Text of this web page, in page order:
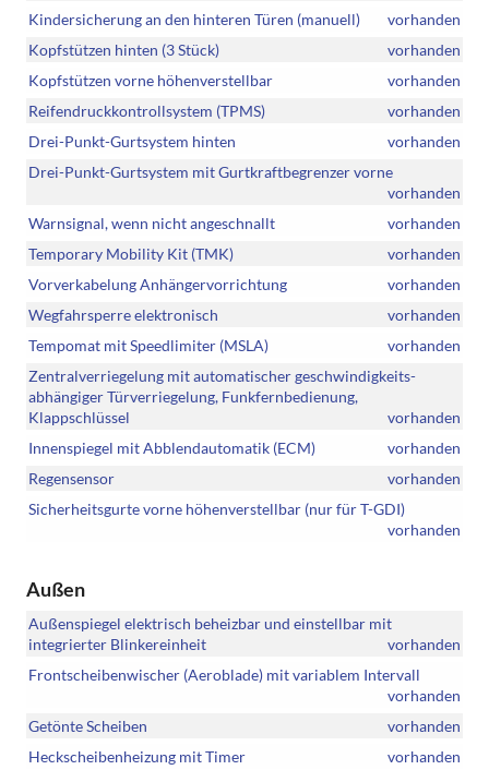
Kindersicherung an den hinteren Türen (manuell)
vorhanden
Kopfstützen hinten (3 Stück)
vorhanden
Kopfstützen vorne höhenverstellbar
vorhanden
Reifendruckkontrollsystem (TPMS)
vorhanden
Drei-Punkt-Gurtsystem hinten
vorhanden
Drei-Punkt-Gurtsystem mit Gurtkraftbegrenzer vorne
vorhanden
Warnsignal, wenn nicht angeschnallt
vorhanden
Temporary Mobility Kit (TMK)
vorhanden
Vorverkabelung Anhängervorrichtung
vorhanden
Wegfahrsperre elektronisch
vorhanden
Tempomat mit Speedlimiter (MSLA)
vorhanden
Zentralverriegelung mit automatischer geschwindigkeits-
abhängiger Türverriegelung, Funkfernbedienung,
Klappschlüssel
vorhanden
Innenspiegel mit Abblendautomatik (ECM)
vorhanden
Regensensor
vorhanden
Sicherheitsgurte vorne höhenverstellbar (nur für T-GDI)
vorhanden
Außen
Außenspiegel elektrisch beheizbar und einstellbar mit
integrierter Blinkereinheit
vorhanden
Frontscheibenwischer (Aeroblade) mit variablem Intervall
vorhanden
Getönte Scheiben
vorhanden
Heckscheibenheizung mit Timer
vorhanden